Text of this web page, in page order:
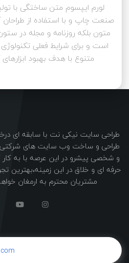
لورم ایپسوم متن ساختگی با
صنعت چاپ و با استفاده از
متون بلکه روزنامه و مجله در
است و برای شرایط فعلی تکنولوژی
متنوع با هدف بهبود
طراحی سایت نیکی نت با سابقه ای
طراحی و ساخت وب سایت های
و شخصی پیشرو در این عرصه با به کار
حرفه ای و خلاق در این زمینه،بهترین
مشتریان محترم به ارمغان